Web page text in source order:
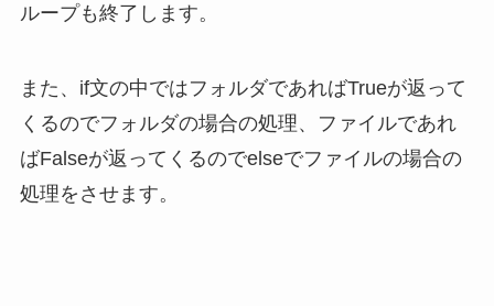
ループも終了します。
また、if文の中ではフォルダであればTrueが返って
くるのでフォルダの場合の処理、ファイルであれ
ばFalseが返ってくるのでelseでファイルの場合の
処理をさせます。